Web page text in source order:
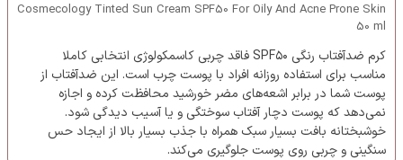
Cosmecology Tinted Sun Cream SPF50 For Oily And Acne Prone Skin
50 ml
کرم ضدآفتاب رنگی SPF۵۰ فاقد چربی کاسمکولوژی انتخابی کاملا
مناسب برای استفاده روزانه افراد با پوست چرب است. این ضدآفتاب از
پوست شما در برابر اشعه‌های مضر خورشید محافظت کرده و اجازه
نمی‌دهد که پوست دچار آفتاب سوختگی و یا آسیب دیدگی شود.
خوشبختانه بافت بسیار سبک همراه با جذب بسیار بالا از ایجاد حس
سنگینی و چربی روی پوست جلوگیری می‌کند.